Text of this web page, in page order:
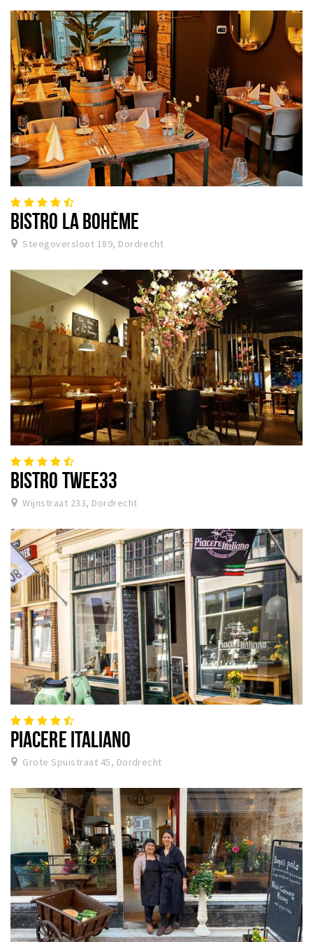
BISTRO LA BOHÈME
Steegoversloot 189, Dordrecht
BISTRO TWEE33
Wijnstraat 233, Dordrecht
PIACERE ITALIANO
Grote Spuistraat 45, Dordrecht